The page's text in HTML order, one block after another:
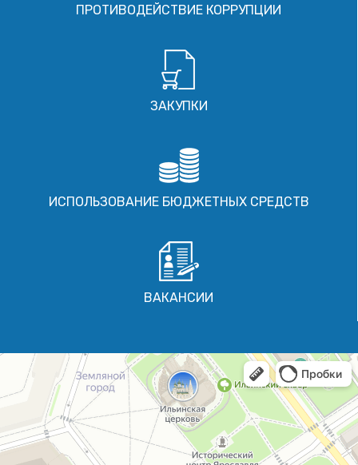
ПРОТИВОДЕЙСТВИЕ КОРРУПЦИИ
ЗАКУПКИ
ИСПОЛЬЗОВАНИЕ БЮДЖЕТНЫХ СРЕДСТВ
ВАКАНСИИ